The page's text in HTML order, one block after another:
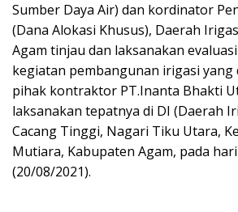
Sumber Daya Air) dan kordinator
(Dana Alokasi Khusus), Daerah
Agam tinjau dan laksanakan
kegiatan pembangunan irigasi yang
pihak kontraktor PT.Inanta Bhakti
laksanakan tepatnya di DI (Daerah
Cacang Tinggi, Nagari Tiku Utara,
Mutiara, Kabupaten Agam, pada
(20/08/2021).